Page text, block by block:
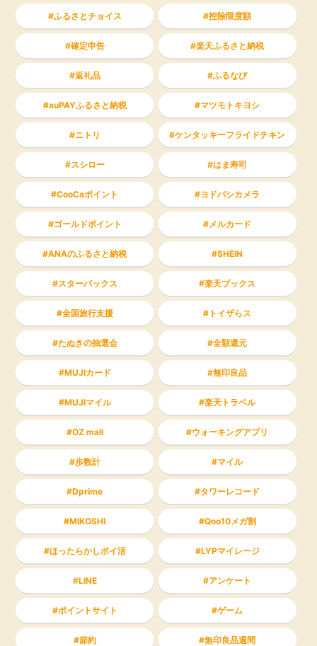
ふるさとチョイス 控除限度額
確定申告 楽天ふるさと納税
返礼品 ふるなび
auPAYふるさと納税 マツモトキヨシ
ニトリ ケンタッキーフライドチキン
スシロー はま寿司
CooCaポイント ヨドバシカメラ
ゴールドポイント メルカード
ANAのふるさと納税 SHEIN
スターバックス 楽天ブックス
全国旅行支援 トイザらス
たぬきの抽選会 全額還元
MUJIカード 無印良品
MUJIマイル 楽天トラベル
OZ mall ウォーキングアプリ
歩数計 マイル
Dprime タワーレコード
MIKOSHI Qoo10メガ割
ほったらかしポイ活 LYPマイレージ
LINE アンケート
ポイントサイト ゲーム
節約 無印良品週間